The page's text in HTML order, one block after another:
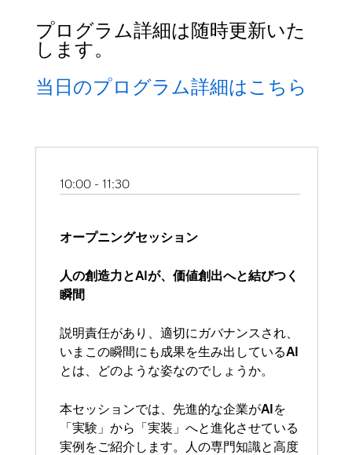
プログラム詳細は随時更新いた
します。
当日のプログラム詳細はこちら
10:00 - 11:30
オープニングセッション
人の創造力とAIが、価値創出へと結びつく
瞬間
説明責任があり、適切にガバナンスされ、
いまこの瞬間にも成果を生み出しているAI
とは、どのような姿なのでしょうか。
本セッションでは、先進的な企業がAIを
「実験」から「実装」へと進化させている
実例をご紹介します。人の専門知識と高度